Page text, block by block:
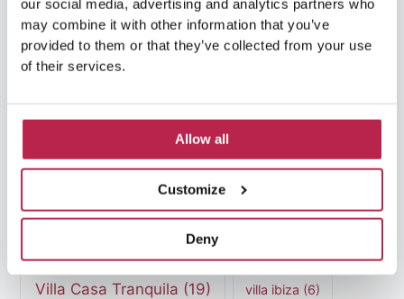
our social media, advertising and analytics partners who
may combine it with other information that you’ve
provided to them or that they’ve collected from your use
of their services.
Allow all
Customize
Deny
Luxe villa's Ibiza(43) luxe villas(13)
Luxe Villa Verhuur
Natuurlijke schoonheid Ibiza(6)
Santa Gertrudis(5) Sa Pedrera(5)
Sa Pedrera de Cala d'Hort(5)
Villa Casa Tranquila (19) villa ibiza (6)